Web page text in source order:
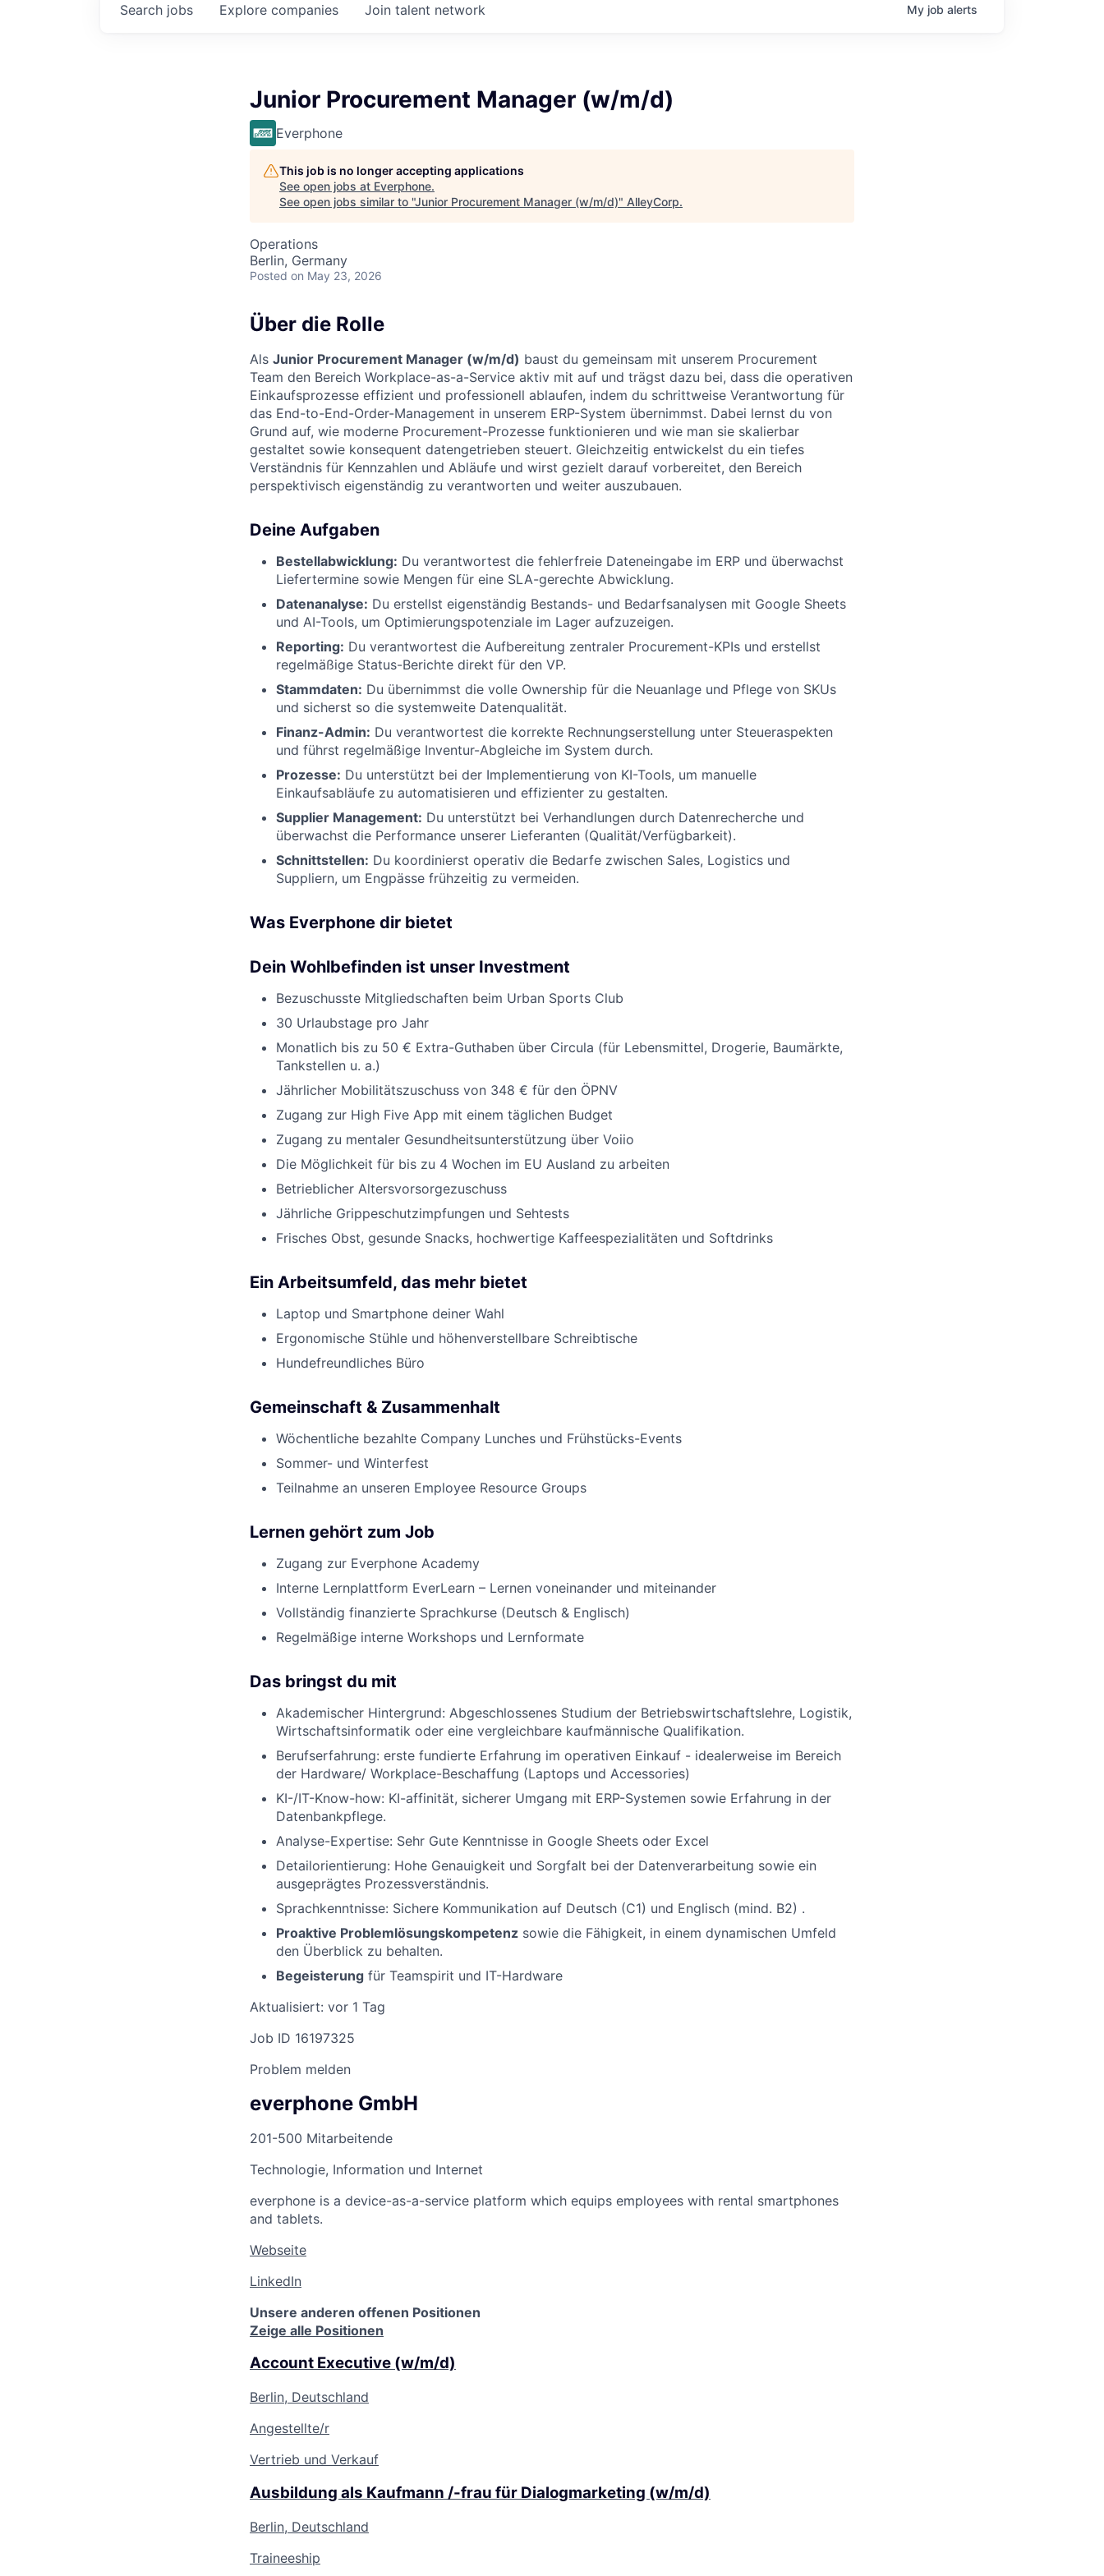
Search jobs Explore companies Join talent network My job alerts
Junior Procurement Manager (w/m/d)
Everphone
This job is no longer accepting applications
See open jobs at Everphone.
See open jobs similar to "Junior Procurement Manager (w/m/d)" AlleyCorp.
Operations
Berlin, Germany
Posted on May 23, 2026
Über die Rolle
Als Junior Procurement Manager (w/m/d) baust du gemeinsam mit unserem Procurement
Team den Bereich Workplace-as-a-Service aktiv mit auf und trägst dazu bei, dass die operativen
Einkaufsprozesse effizient und professionell ablaufen, indem du schrittweise Verantwortung für
das End-to-End-Order-Management in unserem ERP-System übernimmst. Dabei lernst du von
Grund auf, wie moderne Procurement-Prozesse funktionieren und wie man sie skalierbar
gestaltet sowie konsequent datengetrieben steuert. Gleichzeitig entwickelst du ein tiefes
Verständnis für Kennzahlen und Abläufe und wirst gezielt darauf vorbereitet, den Bereich
perspektivisch eigenständig zu verantworten und weiter auszubauen.
Deine Aufgaben
Bestellabwicklung: Du verantwortest die fehlerfreie Dateneingabe im ERP und überwachst
Liefertermine sowie Mengen für eine SLA-gerechte Abwicklung.
Datenanalyse: Du erstellst eigenständig Bestands- und Bedarfsanalysen mit Google Sheets
und AI-Tools, um Optimierungspotenziale im Lager aufzuzeigen.
Reporting: Du verantwortest die Aufbereitung zentraler Procurement-KPIs und erstellst
regelmäßige Status-Berichte direkt für den VP.
Stammdaten: Du übernimmst die volle Ownership für die Neuanlage und Pflege von SKUs
und sicherst so die systemweite Datenqualität.
Finanz-Admin: Du verantwortest die korrekte Rechnungserstellung unter Steueraspekten
und führst regelmäßige Inventur-Abgleiche im System durch.
Prozesse: Du unterstützt bei der Implementierung von KI-Tools, um manuelle
Einkaufsabläufe zu automatisieren und effizienter zu gestalten.
Supplier Management: Du unterstützt bei Verhandlungen durch Datenrecherche und
überwachst die Performance unserer Lieferanten (Qualität/Verfügbarkeit).
Schnittstellen: Du koordinierst operativ die Bedarfe zwischen Sales, Logistics und
Suppliern, um Engpässe frühzeitig zu vermeiden.
Was Everphone dir bietet
Dein Wohlbefinden ist unser Investment
Bezuschusste Mitgliedschaften beim Urban Sports Club
30 Urlaubstage pro Jahr
Monatlich bis zu 50 € Extra-Guthaben über Circula (für Lebensmittel, Drogerie, Baumärkte,
Tankstellen u. a.)
Jährlicher Mobilitätszuschuss von 348 € für den ÖPNV
Zugang zur High Five App mit einem täglichen Budget
Zugang zu mentaler Gesundheitsunterstützung über Voiio
Die Möglichkeit für bis zu 4 Wochen im EU Ausland zu arbeiten
Betrieblicher Altersvorsorgezuschuss
Jährliche Grippeschutzimpfungen und Sehtests
Frisches Obst, gesunde Snacks, hochwertige Kaffeespezialitäten und Softdrinks
Ein Arbeitsumfeld, das mehr bietet
Laptop und Smartphone deiner Wahl
Ergonomische Stühle und höhenverstellbare Schreibtische
Hundefreundliches Büro
Gemeinschaft & Zusammenhalt
Wöchentliche bezahlte Company Lunches und Frühstücks-Events
Sommer- und Winterfest
Teilnahme an unseren Employee Resource Groups
Lernen gehört zum Job
Zugang zur Everphone Academy
Interne Lernplattform EverLearn – Lernen voneinander und miteinander
Vollständig finanzierte Sprachkurse (Deutsch & Englisch)
Regelmäßige interne Workshops und Lernformate
Das bringst du mit
Akademischer Hintergrund: Abgeschlossenes Studium der Betriebswirtschaftslehre, Logistik,
Wirtschaftsinformatik oder eine vergleichbare kaufmännische Qualifikation.
Berufserfahrung: erste fundierte Erfahrung im operativen Einkauf - idealerweise im Bereich
der Hardware/ Workplace-Beschaffung (Laptops und Accessories)
KI-/IT-Know-how: KI-affinität, sicherer Umgang mit ERP-Systemen sowie Erfahrung in der
Datenbankpflege.
Analyse-Expertise: Sehr Gute Kenntnisse in Google Sheets oder Excel
Detailorientierung: Hohe Genauigkeit und Sorgfalt bei der Datenverarbeitung sowie ein
ausgeprägtes Prozessverständnis.
Sprachkenntnisse: Sichere Kommunikation auf Deutsch (C1) und Englisch (mind. B2) .
Proaktive Problemlösungskompetenz sowie die Fähigkeit, in einem dynamischen Umfeld
den Überblick zu behalten.
Begeisterung für Teamspirit und IT-Hardware
Aktualisiert: vor 1 Tag
Job ID 16197325
Problem melden
everphone GmbH
201-500 Mitarbeitende
Technologie, Information und Internet
everphone is a device-as-a-service platform which equips employees with rental smartphones
and tablets.
Webseite
LinkedIn
Unsere anderen offenen Positionen
Zeige alle Positionen
Account Executive (w/m/d)
Berlin, Deutschland
Angestellte/r
Vertrieb und Verkauf
Ausbildung als Kaufmann /-frau für Dialogmarketing (w/m/d)
Berlin, Deutschland
Traineeship